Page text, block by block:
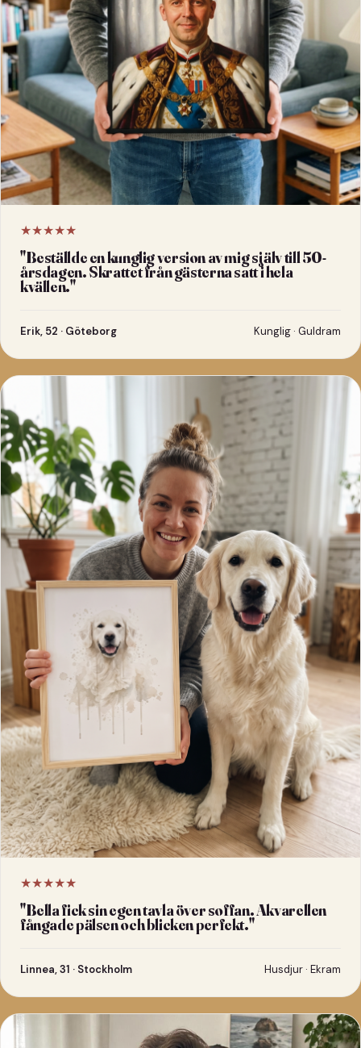
★★★★★
"Beställde en kunglig version av mig själv till 50-
årsdagen. Skrattet från gästerna satt i hela
kvällen."
Erik, 52 · Göteborg Kunglig · Guldram
★★★★★
"Bella fick sin egen tavla över soffan. Akvarellen
fångade pälsen och blicken perfekt."
Linnea, 31 · Stockholm Husdjur · Ekram